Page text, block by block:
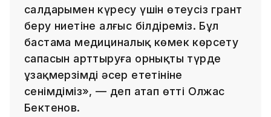
салдарымен күресу үшін өтеусіз грант
беру ниетіне алғыс білдіреміз. Бұл
бастама медициналық көмек көрсету
сапасын арттыруға орнықты түрде
ұзақмерзімді әсер ететініне
сенімдіміз», — деп атап өтті Олжас
Бектенов.